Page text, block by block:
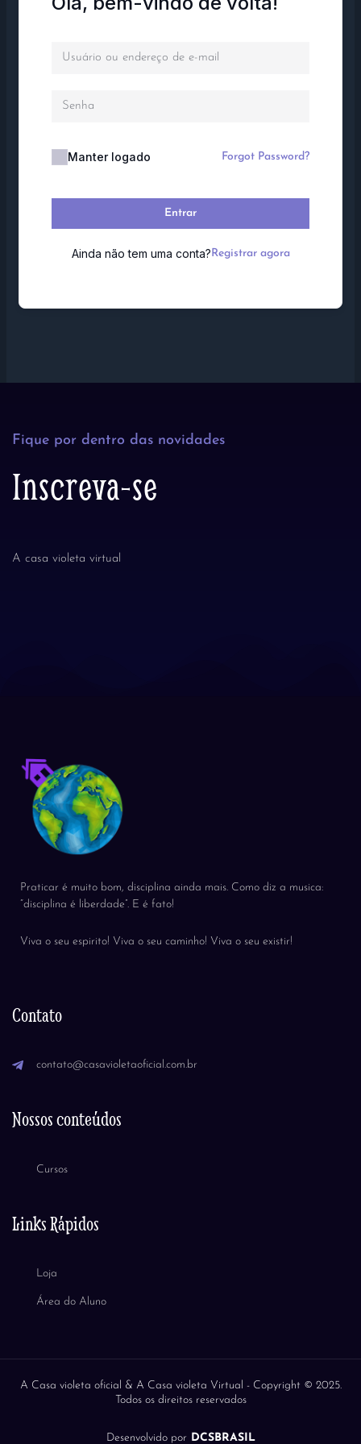
Manter logado Forgot Password?
Entrar
Ainda não tem uma conta? Registrar agora
Fique por dentro das novidades
Inscreva-se
A casa violeta virtual
Praticar é muito bom, disciplina ainda mais. Como diz a musica:
“disciplina é liberdade”. E é fato!
Viva o seu espirito! Viva o seu caminho! Viva o seu existir!
Contato
contato@casavioletaoficial.com.br
Nossos conteúdos
Cursos
Links Rápidos
Loja
Área do Aluno
A Casa violeta oficial & A Casa violeta Virtual - Copyright © 2025.
Todos os direitos reservados
Desenvolvido porDCSBRASIL